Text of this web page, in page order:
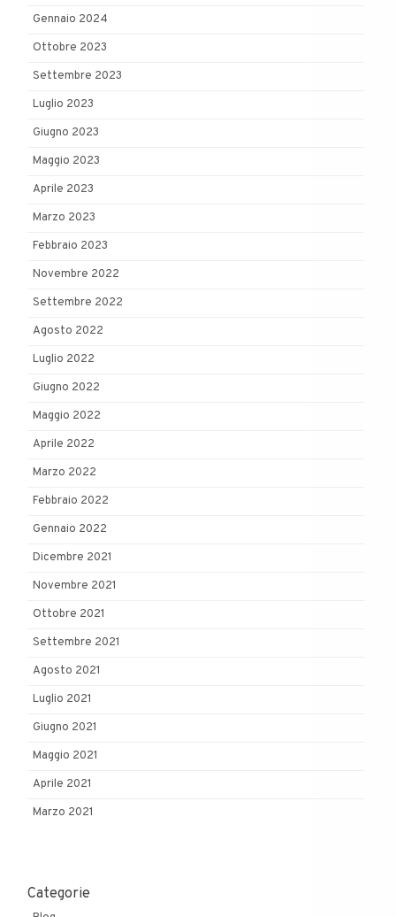
Gennaio 2024
Ottobre 2023
Settembre 2023
Luglio 2023
Giugno 2023
Maggio 2023
Aprile 2023
Marzo 2023
Febbraio 2023
Novembre 2022
Settembre 2022
Agosto 2022
Luglio 2022
Giugno 2022
Maggio 2022
Aprile 2022
Marzo 2022
Febbraio 2022
Gennaio 2022
Dicembre 2021
Novembre 2021
Ottobre 2021
Settembre 2021
Agosto 2021
Luglio 2021
Giugno 2021
Maggio 2021
Aprile 2021
Marzo 2021
Categorie